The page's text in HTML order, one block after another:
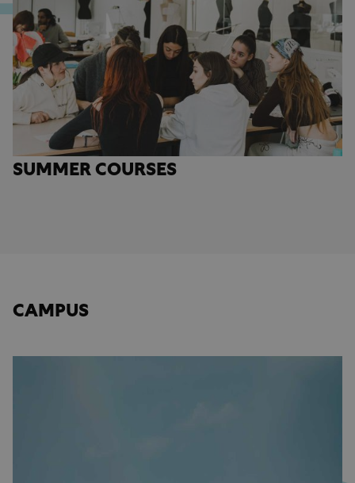
SUMMER COURSES
CAMPUS